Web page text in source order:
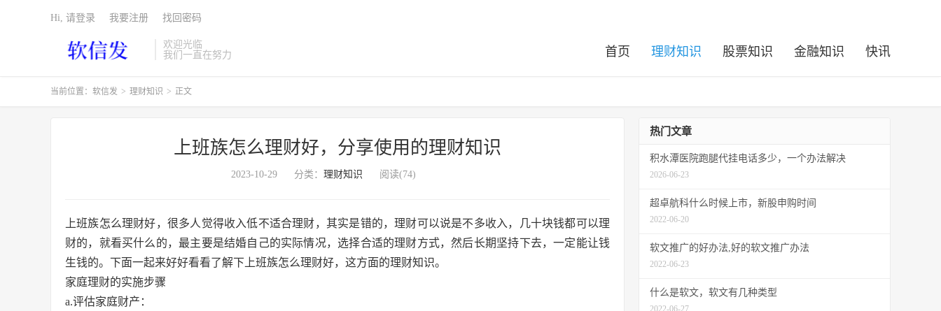
欢迎光临
我们一直在努力
首页 理财知识 股票知识 金融知识 快讯
Hi, 请登录 我要注册 找回密码
当前位置： 软信发 > 理财知识 > 正文
上班族怎么理财好，分享使用的理财知识
2023-10-29 分类： 理财知识 阅读(74)
上班族怎么理财好，很多人觉得收入低不适合理财，其实是错的，理财可以说是不多收入，几十块钱都可以理
财的，就看买什么的，最主要是结婚自己的实际情况，选择合适的理财方式，然后长期坚持下去，一定能让钱
生钱的。下面一起来好好看看了解下上班族怎么理财好，这方面的理财知识。
家庭理财的实施步骤
a.评估家庭财产：
热门文章
积水潭医院跑腿代挂电话多少，一个办法解决
2026-06-23
超卓航科什么时候上市，新股申购时间
2022-06-20
软文推广的好办法,好的软文推广办法
2022-06-23
什么是软文，软文有几种类型
2022-06-27